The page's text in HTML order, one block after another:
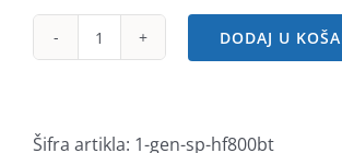
Genius
DODAJ U
Šifra artikla: 1-gen-sp-hf800bt